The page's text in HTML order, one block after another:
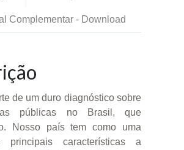
Complementar - Download
de um duro diagnóstico sobre
públicas no Brasil, que
Nosso país tem como uma
principais características a